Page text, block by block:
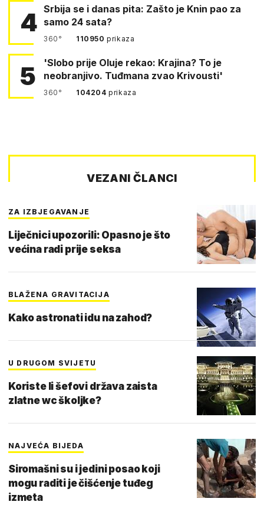
4 Srbija se i danas pita: Zašto je Knin pao za
samo 24 sata?
360° 110950prikaza
5
'Slobo prije Oluje rekao: Krajina? To je
neobranjivo. Tuđmana zvao Krivousti'
360° 104204prikaza
VEZANI ČLANCI
ZA IZBJEGAVANJE
Liječnici upozorili: Opasno je što
većina radi prije seksa
BLAŽENA GRAVITACIJA
Kako astronati idu na zahod?
U DRUGOM SVIJETU
Koriste li šefovi država zaista
zlatne wc školjke?
NAJVEĆA BIJEDA
Siromašni su i jedini posao koji
mogu raditi je čišćenje tuđeg
izmeta